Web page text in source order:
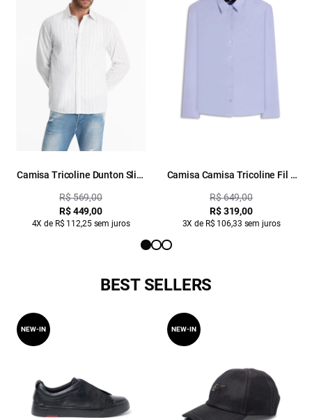
Camisa Tricoline Dunton Slim
R$ 569,00
R$ 449,00
4X de R$ 112,25 sem juros
Camisa Camisa Tricoline Fil a
R$ 649,00
R$ 319,00
3X de R$ 106,33 sem juros
BEST SELLERS
NEW-IN NEW-IN